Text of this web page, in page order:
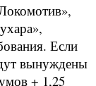
Если
вынуждены
+ 1,25